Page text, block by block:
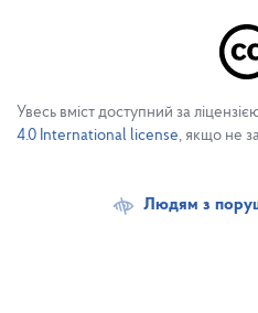
Увесь вміст доступний за
4.0 International license, якщо не
Людям з